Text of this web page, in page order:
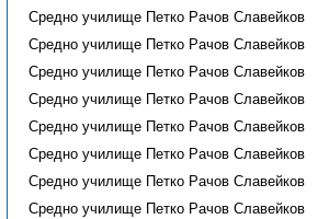
Средно училище Петко Рачов Славейков
Средно училище Петко Рачов Славейков
Средно училище Петко Рачов Славейков
Средно училище Петко Рачов Славейков
Средно училище Петко Рачов Славейков
Средно училище Петко Рачов Славейков
Средно училище Петко Рачов Славейков
Средно училище Петко Рачов Славейков